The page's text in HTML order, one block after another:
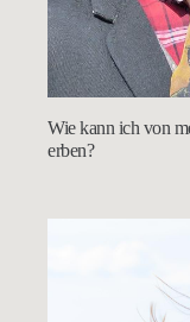
Wie kann ich von
erben?